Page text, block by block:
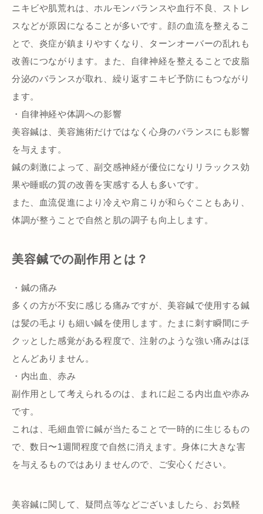
ニキビや肌荒れは、ホルモンバランスや血行不良、ストレ
スなどが原因になることが多いです。顔の血流を整えるこ
とで、炎症が鎮まりやすくなり、ターンオーバーの乱れも
改善につながります。また、自律神経を整えることで皮脂
分泌のバランスが取れ、繰り返すニキビ予防にもつながり
ます。
・自律神経や体調への影響
美容鍼は、美容施術だけではなく心身のバランスにも影響
を与えます。
鍼の刺激によって、副交感神経が優位になりリラックス効
果や睡眠の質の改善を実感する人も多いです。
また、血流促進により冷えや肩こりが和らぐこともあり、
体調が整うことで自然と肌の調子も向上します。
美容鍼での副作用とは？
・鍼の痛み
多くの方が不安に感じる痛みですが、美容鍼で使用する鍼
は髪の毛よりも細い鍼を使用します。たまに刺す瞬間にチ
クッとした感覚がある程度で、注射のような強い痛みはほ
とんどありません。
・内出血、赤み
副作用として考えられるのは、まれに起こる内出血や赤み
です。
これは、毛細血管に鍼が当たることで一時的に生じるもの
で、数日〜1週間程度で自然に消えます。身体に大きな害
を与えるものではありませんので、ご安心ください。
美容鍼に関して、疑問点等などございましたら、お気軽